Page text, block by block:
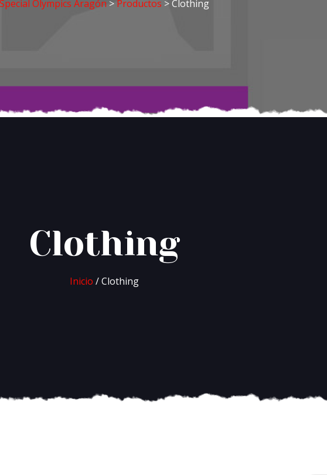
Special Olympics Aragón > Productos >Clothing
Clothing
Inicio / Clothing